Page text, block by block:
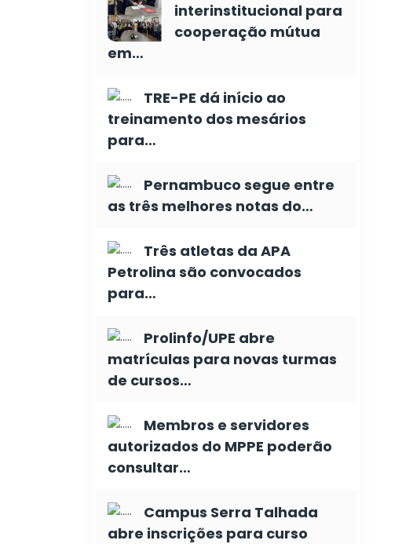
interinstitucional para
cooperação mútua
em…
TRE-PE dá início ao
treinamento dos mesários
para…
Pernambuco segue entre
as três melhores notas do…
Três atletas da APA
Petrolina são convocados
para…
Prolinfo/UPE abre
matrículas para novas turmas
de cursos…
Membros e servidores
autorizados do MPPE poderão
consultar…
Campus Serra Talhada
abre inscrições para curso